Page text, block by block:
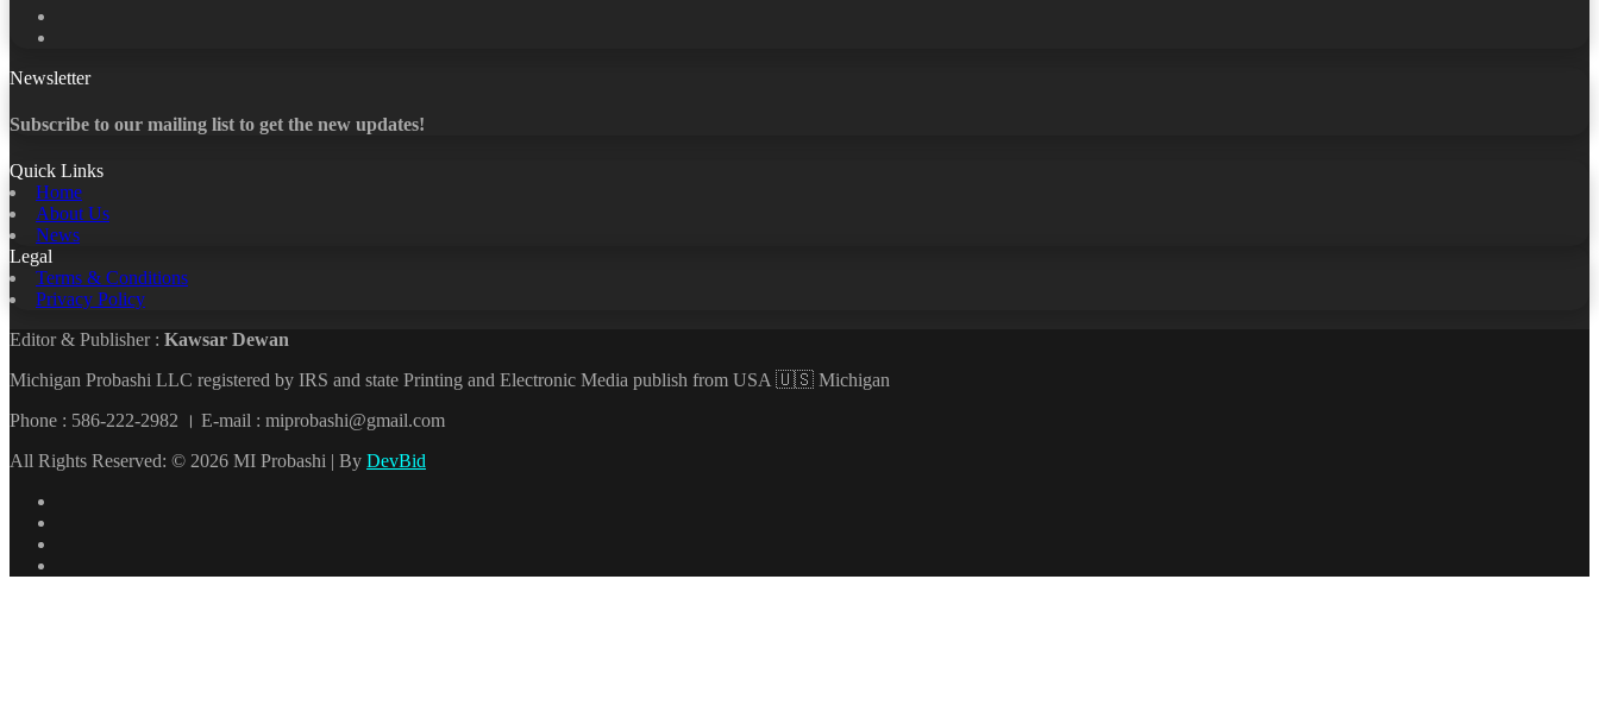
Newsletter
Subscribe to our mailing list to get the new updates!
Quick Links
Home
About Us
News
Legal
Terms & Conditions
Privacy Policy
Editor & Publisher : Kawsar Dewan
Michigan Probashi LLC registered by IRS and state Printing and Electronic Media publish from USA 🇺🇸 Michigan
Phone : 586-222-2982 । E-mail : miprobashi@gmail.com
All Rights Reserved: © 2026 MI Probashi | By DevBid